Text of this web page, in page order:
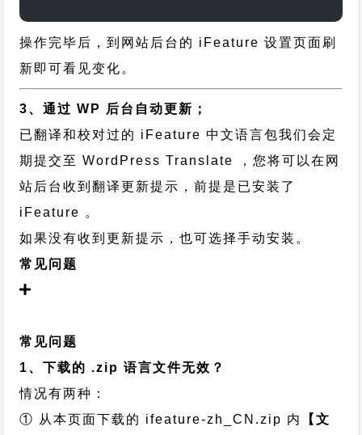
操作完毕后，到网站后台的 iFeature 设置页面刷
新即可看见变化。
3、通过 WP 后台自动更新；
已翻译和校对过的 iFeature 中文语言包我们会定
期提交至 WordPress Translate ，您将可以在网
站后台收到翻译更新提示，前提是已安装了
iFeature 。
如果没有收到更新提示，也可选择手动安装。
常见问题
常见问题
1、下载的 .zip 语言文件无效？
情况有两种：
① 从本页面下载的 ifeature-zh_CN.zip 内
【文